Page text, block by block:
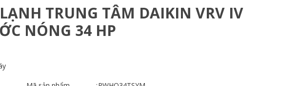
TRUNG TÂM DAIKIN VRV IV
NÓNG 34 HP